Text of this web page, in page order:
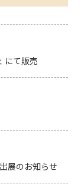
にて販売
展のお知らせ